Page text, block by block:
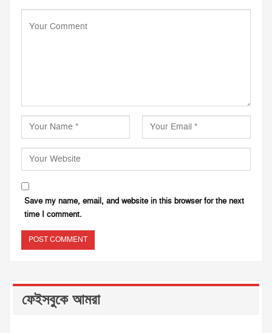
Save my name, email, and website in this browser for the next
time I comment.
ফেইসবুকে আমরা